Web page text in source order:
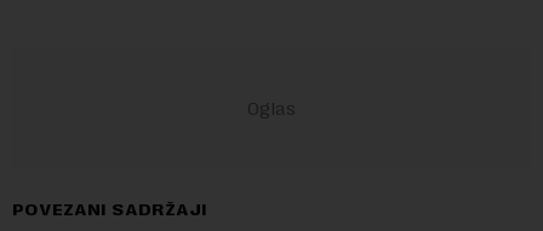
POVEZANI SADRŽAJI